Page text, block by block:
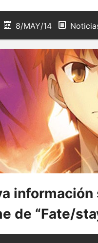
8/MAY/14
información
de “Fate/